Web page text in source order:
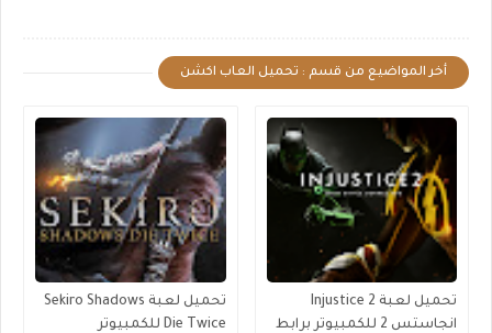
أخر المواضيع من قسم : تحميل العاب اكشن
تحميل لعبة Injustice 2
انجاستس 2 للكمبيوتر برابط
تحميل لعبة Sekiro Shadows
Die Twice للكمبيوتر